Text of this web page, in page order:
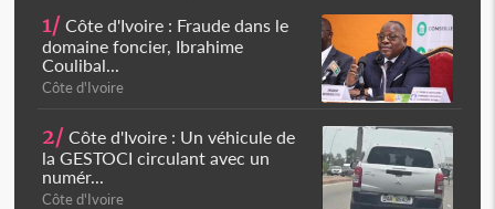
1/ Côte d'Ivoire : Fraude dans le
domaine foncier, Ibrahime
Coulibal...
Côte d'Ivoire
2/ Côte d'Ivoire : Un véhicule de
la GESTOCI circulant avec un
numér...
Côte d'Ivoire